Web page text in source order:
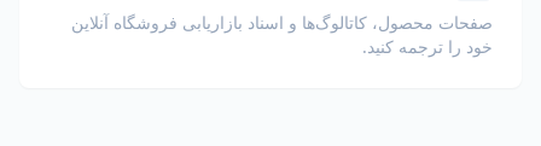
صفحات محصول، کاتالوگ‌ها و اسناد بازاریابی فروشگاه آنلاین
خود را ترجمه کنید.